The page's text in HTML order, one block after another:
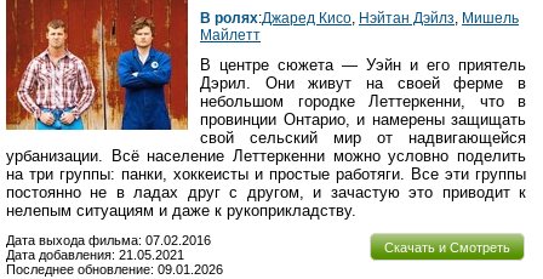
В ролях:Джаред Кисо, Нэйтан Дэйлз, Мишель
Майлетт
В центре сюжета — Уэйн и его приятель
Дэрил. Они живут на своей ферме в
небольшом городке Леттеркенни, что в
провинции Онтарио, и намерены защищать
свой сельский мир от надвигающейся
урбанизации. Всё население Леттеркенни можно условно поделить
на три группы: панки, хоккеисты и простые работяги. Все эти группы
постоянно не в ладах друг с другом, и зачастую это приводит к
нелепым ситуациям и даже к рукоприкладству.
Скачать и Смотреть
Дата выхода фильма: 07.02.2016
Дата добавления: 21.05.2021
Последнее обновление: 09.01.2026